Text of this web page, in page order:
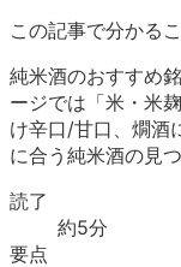
この記事で分かる
純米酒のおすすめ
ージでは「米・米
け辛口/甘口、燗酒
に合う純米酒の見
読了
約5分
要点